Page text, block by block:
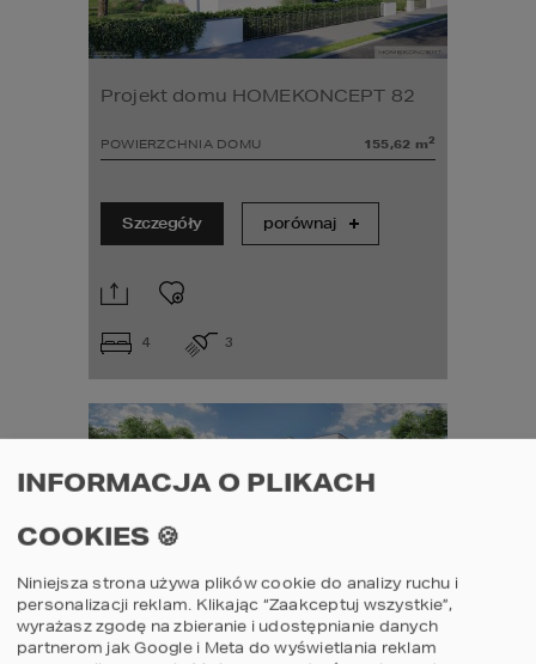
Projekt domu HOMEKONCEPT 82
POWIERZCHNIA DOMU 155,62 m2
4 3
Szczegóły porównaj
Projekt domu HOMEKONCEPT 76 D
INFORMACJA O PLIKACH
COOKIES 🍪
Niniejsza strona używa plików cookie do analizy ruchu i
personalizacji reklam. Klikając “Zaakceptuj wszystkie”,
wyrażasz zgodę na zbieranie i udostępnianie danych
partnerom jak Google i Meta do wyświetlania reklam